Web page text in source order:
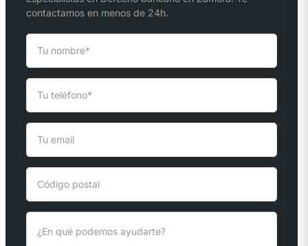
contactamos en menos de 24h.